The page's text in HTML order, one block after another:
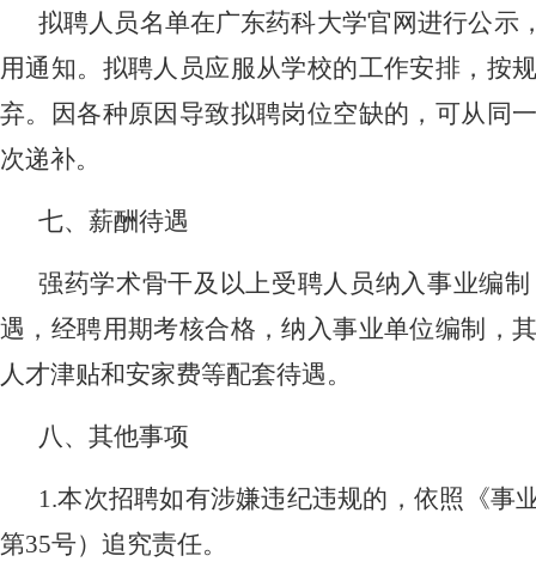
拟聘人员名单在广东药科大学官网进行公示
用通知。拟聘人员应服从学校的工作安排，按
弃。因各种原因导致拟聘岗位空缺的，可从同
次递补。
七、 薪酬待遇
强药学术骨干及以上受聘人员纳入事业编
遇，经聘用期考核合格，纳入事业单位编制，
人才津贴和安家费等配套待遇。
八、 其他事项
1.本次招聘如有涉嫌违纪违规的，依照《事
第35号）追究责任。